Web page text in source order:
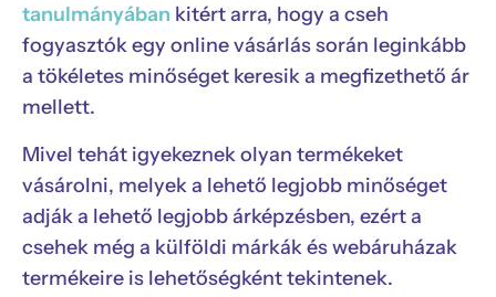
tanulmányában kitért arra, hogy a cseh
fogyasztók egy online vásárlás során leginkább
a tökéletes minőséget keresik a megfizethető ár
mellett.
Mivel tehát igyekeznek olyan termékeket
vásárolni, melyek a lehető legjobb minőséget
adják a lehető legjobb árképzésben, ezért a
csehek még a külföldi márkák és webáruházak
termékeire is lehetőségként tekintenek.